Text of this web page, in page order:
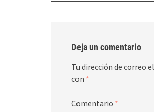
Deja un comentario
Tu dirección de correo
con *
Comentario *